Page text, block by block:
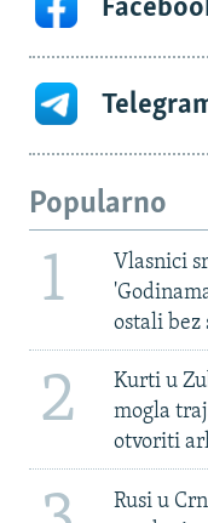
Popularno
1
Vlasnici
ostali bez
2
Kurti u
mogla
otvoriti
Rusi u